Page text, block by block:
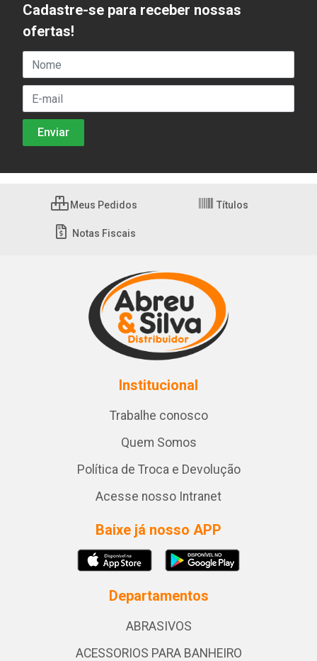
Cadastre-se para receber nossas
ofertas!
Meus Pedidos Títulos
Notas Fiscais
Institucional
Trabalhe conosco
Quem Somos
Política de Troca e Devolução
Acesse nosso Intranet
Baixe já nosso APP
Departamentos
ABRASIVOS
ACESSORIOS PARA BANHEIRO